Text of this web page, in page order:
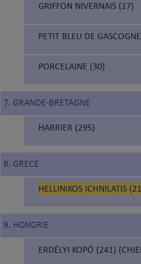
GRIFFON NIVERNAIS (17)
PETIT BLEU DE
PORCELAINE (30)
7. GRANDE-BRETAGNE
HARRIER (295)
8. GRECE
HELLINIKOS ICHNILATIS
9. HONGRIE
ERDÉLYI KOPÓ (241)